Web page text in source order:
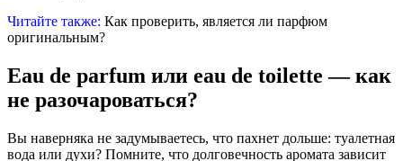
Читайте также: Как проверить, является ли парфюм
оригинальным?
Eau de parfum или eau de toilette — как
не разочароваться?
Вы наверняка не задумываетесь, что пахнет дольше: туалетная
вода или духи? Помните, что долговечность аромата зависит